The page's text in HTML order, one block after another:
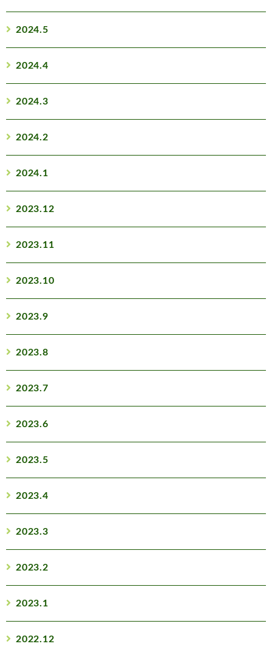
2024.5
2024.4
2024.3
2024.2
2024.1
2023.12
2023.11
2023.10
2023.9
2023.8
2023.7
2023.6
2023.5
2023.4
2023.3
2023.2
2023.1
2022.12